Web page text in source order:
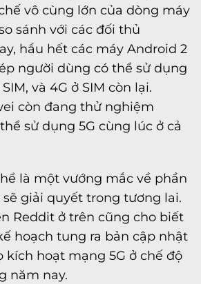
vô cùng lớn của dòng máy
sánh với các đối thủ
hầu hết các máy Android 2
người dùng có thể sử dụng
và 4G ở SIM còn lại.
còn đang thử nghiệm
sử dụng 5G cùng lúc ở cả
là một vướng mắc về phần
giải quyết trong tương lai.
Reddit ở trên cũng cho biết
hoạch tung ra bản cập nhật
hoạt mạng 5G ở chế độ
năm nay.